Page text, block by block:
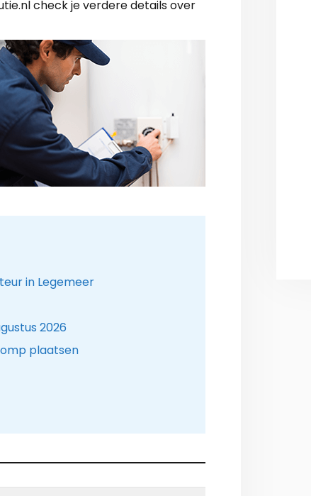
check je verdere details over
in Legemeer
2026
plaatsen